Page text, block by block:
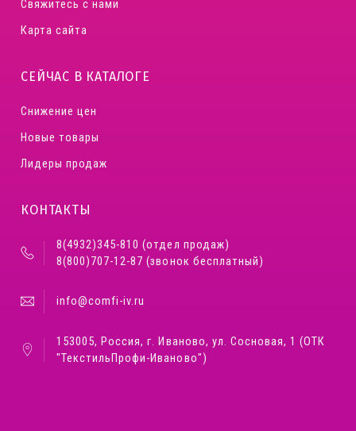
Свяжитесь с нами
Карта сайта
СЕЙЧАС В КАТАЛОГЕ
Снижение цен
Новые товары
Лидеры продаж
КОНТАКТЫ
8(4932)345-810 (отдел продаж)
8(800)707-12-87 (звонок бесплатный)
info@comfi-iv.ru
153005, Россия, г. Иваново, ул. Сосновая, 1 (ОТК
"ТекстильПрофи-Иваново")